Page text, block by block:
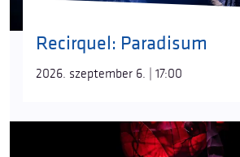
Recirquel: Paradisum
2026. szeptember 6. | 17:00